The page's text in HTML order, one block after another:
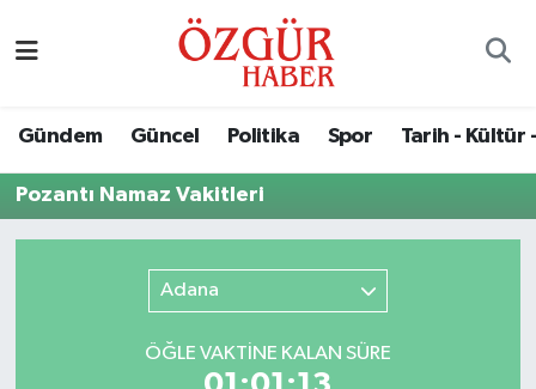
Gündem Güncel Politika Spor Tarih - Kültür
Pozantı Namaz Vakitleri
Adana
ÖĞLE VAKTİNE KALAN SÜRE
Ekonomi
Nöbetçi Eczaneler
Trafik Durumu